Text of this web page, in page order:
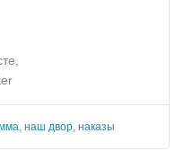
наш двор наказы